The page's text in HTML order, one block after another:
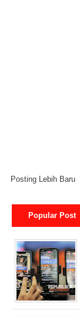
Posting Lebih Baru
Popular Post